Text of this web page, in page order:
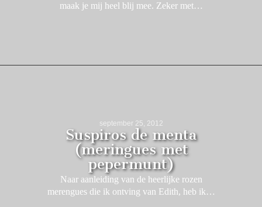
maak je mij heel blij mee. Zeker met…
september 25, 2012
Suspiros de menta
(meringues met
pepermunt)
Naar aanleiding van de heerlijke rozen
merengues die ik ontving van Edith, heb ik…